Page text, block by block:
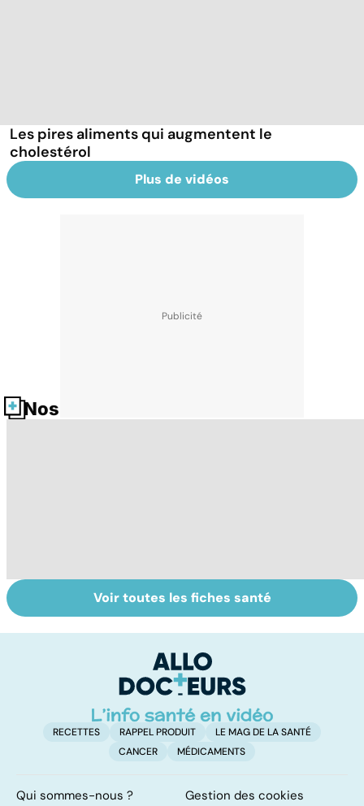
Les pires aliments qui augmentent le
cholestérol
Plus de vidéos
Nos fiches santé
HPV : tout savoir
sur les
Tout savoir sur le
cancer de la
Voir toutes les fiches santé
RECETTES RAPPEL PRODUIT
LE MAG DE LA SANTÉ
CANCER
MÉDICAMENTS
Qui sommes-nous ? Gestion des cookies